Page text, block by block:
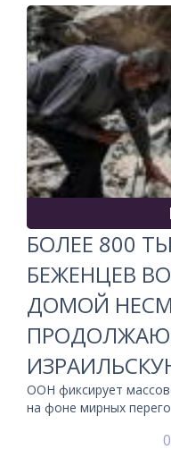
БОЛЕЕ 800
БЕЖЕНЦЕВ
ДОМОЙ
ООН фиксирует
на фоне мирных